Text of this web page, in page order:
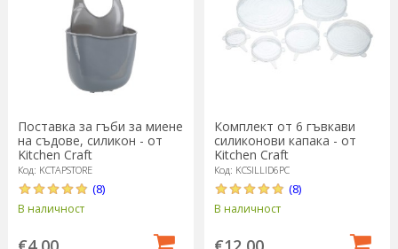
Поставка за гъби за миене
на съдове, силикон - от
Kitchen Craft
Код: KCTAPSTORE
(8)
В наличност
Комплект от 6 гъвкави
силиконови капака - от
Kitchen Craft
Код: KCSILLID6PC
(8)
В наличност